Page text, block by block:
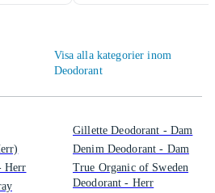
Visa alla kategorier inom
Deodorant
Herr
Gillette Deodorant - Dam
Denim Deodorant - Dam
True Organic of Sweden
Deodorant - Herr